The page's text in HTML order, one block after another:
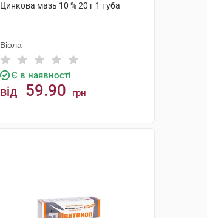
Цинкова мазь 10 % 20 г 1 туба
Віола
Є в наявності
від 59.90 грн